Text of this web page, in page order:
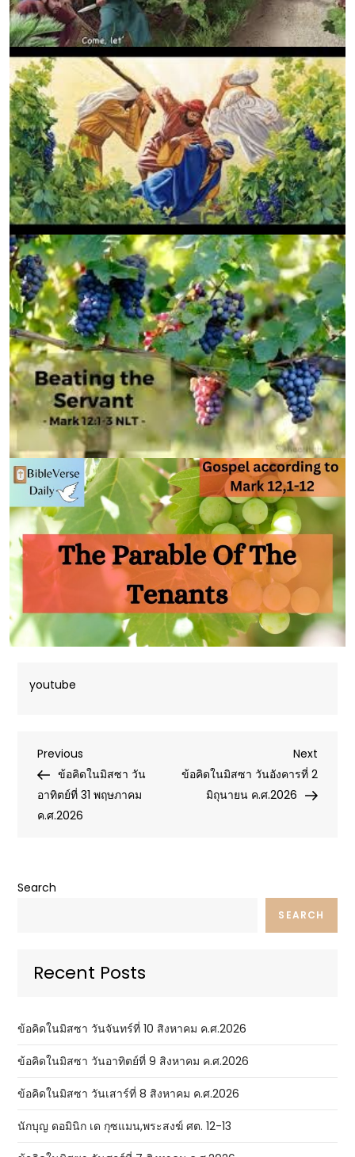
youtube
Post
navigation
Previous
Post
Previous
ข้อคิดในมิสซา วัน
อาทิตย์ที่ 31 พฤษภาคม
ค.ศ.2026
Next
Post
Next
ข้อคิดในมิสซา วันอังคารที่ 2
มิถุนายน ค.ศ.2026
Search
SEARCH
Recent Posts
ข้อคิดในมิสซา วันจันทร์ที่ 10 สิงหาคม ค.ศ.2026
ข้อคิดในมิสซา วันอาทิตย์ที่ 9 สิงหาคม ค.ศ.2026
ข้อคิดในมิสซา วันเสาร์ที่ 8 สิงหาคม ค.ศ.2026
นักบุญ ดอมินิก เด กุซแมน,พระสงฆ์ ศต. 12-13